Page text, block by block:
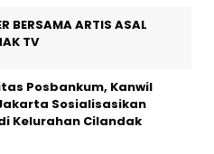
BERSAMA ARTIS ASAL
TV
Posbankum, Kanwil
Sosialisasikan
Kelurahan Cilandak